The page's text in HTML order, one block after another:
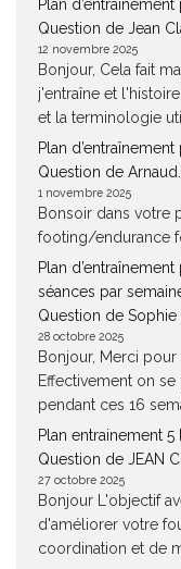
Plan
Question de Jean
12 novembre 2025
Bonjour, Cela fait
j'entraîne et
et la terminologie
Plan
Question de
1 novembre 2025
Bonsoir dans votre
footing/endurance
Plan
séances par
Question de Sophie
28 octobre 2025
Bonjour, Merci
Effectivement on
pendant ces 16
Plan entrainement
Question de JEAN
27 octobre 2025
Bonjour L'objectif
d'améliorer votre
coordination et de